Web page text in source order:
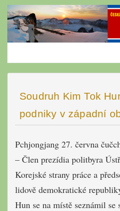
Skip
content
Soudruh Kim Tok
podniky v západní
Pchjongjang 27. června
– Člen prezídia politbyra
Korejské strany práce a
lidově demokratické
Hun se na místě seznámil se